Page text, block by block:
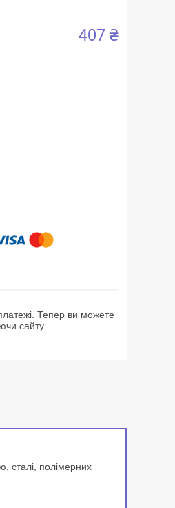
407 ₴
Тепер ви можете
сайту.
сталі, полімерних